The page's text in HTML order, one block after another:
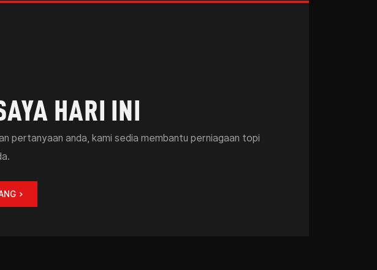
HARI INI
pertanyaan anda, kami sedia membantu perniagaan topi
>